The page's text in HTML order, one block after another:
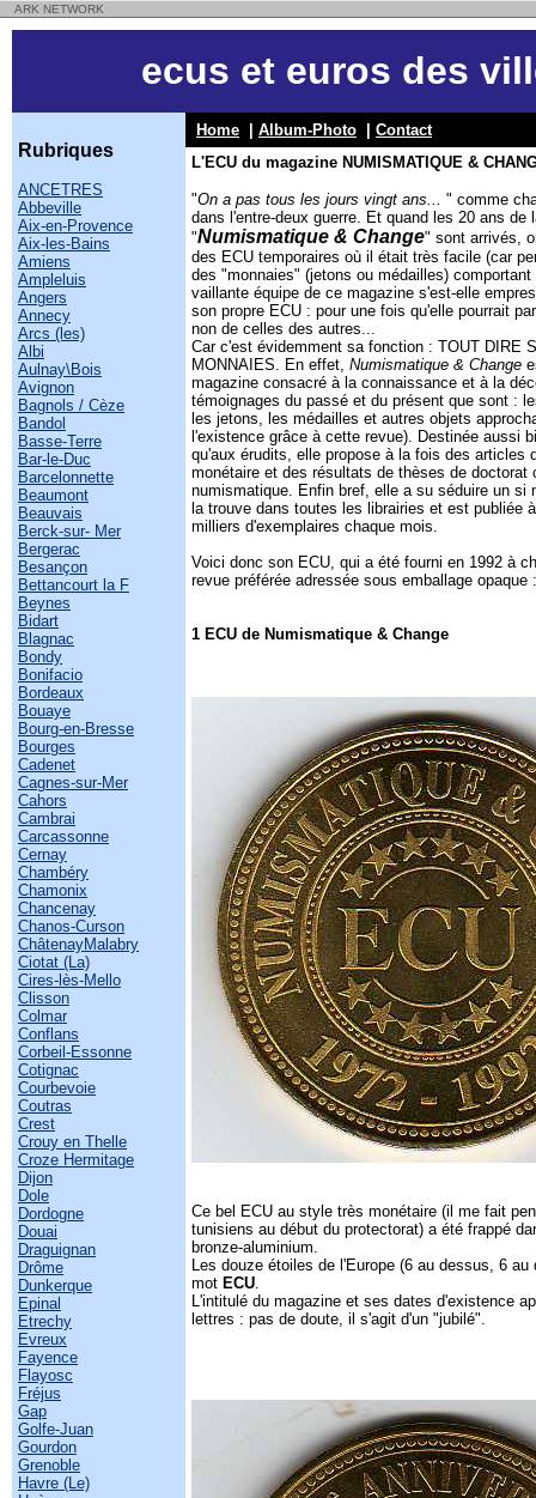
ARK NETWORK
ecus et euros des
Rubriques
ANCETRES
Abbeville
Aix-en-Provence
Aix-les-Bains
Amiens
Ampleluis
Angers
Annecy
Arcs (les)
Albi
Aulnay\Bois
Avignon
Bagnols / Cèze
Bandol
Basse-Terre
Bar-le-Duc
Barcelonnette
Beaumont
Beauvais
Berck-sur- Mer
Bergerac
Besançon
Bettancourt la F
Beynes
Bidart
Blagnac
Bondy
Bonifacio
Bordeaux
Bouaye
Bourg-en-Bresse
Bourges
Cadenet
Cagnes-sur-Mer
Cahors
Cambrai
Carcassonne
Cernay
Chambéry
Chamonix
Chancenay
Chanos-Curson
ChâtenayMalabry
Ciotat (La)
Cires-lès-Mello
Clisson
Colmar
Conflans
Corbeil-Essonne
Cotignac
Courbevoie
Coutras
Crest
Crouy en Thelle
Croze Hermitage
Dijon
Dole
Dordogne
Douai
Draguignan
Drôme
Dunkerque
Epinal
Etrechy
Evreux
Fayence
Flayosc
Fréjus
Gap
Golfe-Juan
Gourdon
Grenoble
Havre (Le)
Home Album-Photo
Contact
L'ECU du magazine NUMISMATIQUE &
"On a pas tous les jours vingt ans... " comme
dans l'entre-deux guerre. Et quand les 20 ans de
"Numismatique & Change" sont arrivés,
des ECU temporaires où il était très facile (car
des "monnaies" (jetons ou médailles)
vaillante équipe de ce magazine s'est-elle
son propre ECU : pour une fois qu'elle pourrait
non de celles des autres...
Car c'est évidemment sa fonction : TOUT DIRE
MONNAIES. En effet, Numismatique & Change
magazine consacré à la connaissance et à la
témoignages du passé et du présent que sont :
les jetons, les médailles et autres objets
l'existence grâce à cette revue). Destinée aussi
qu'aux érudits, elle propose à la fois des articles
monétaire et des résultats de thèses de doctorat
numismatique. Enfin bref, elle a su séduire un si
la trouve dans toutes les librairies et est publiée
milliers d'exemplaires chaque mois.
Voici donc son ECU, qui a été fourni en 1992 à
revue préférée adressée sous emballage opaque
1 ECU de Numismatique & Change
Ce bel ECU au style très monétaire (il me fait
tunisiens au début du protectorat) a été frappé
bronze-aluminium.
Les douze étoiles de l'Europe (6 au dessus, 6 au
mot ECU.
L'intitulé du magazine et ses dates d'existence
lettres : pas de doute, il s'agit d'un "jubilé".